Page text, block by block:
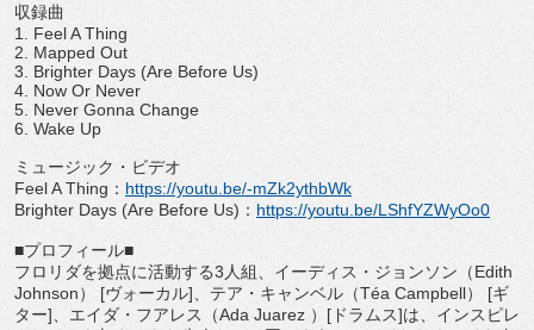
収録曲
1. Feel A Thing
2. Mapped Out
3. Brighter Days (Are Before Us)
4. Now Or Never
5. Never Gonna Change
6. Wake Up
ミュージック・ビデオ
Feel A Thing ： https://youtu.be/-mZk2ythbWk
Brighter Days (Are Before Us) ： https://youtu.be/LShfYZWyOo0
■プロフィール■
フロリダを拠点に活動する3 人組、イーディス・ジョンソン（Edith
Johnson） [ヴォーカル] 、テア・キャンベル（Téa Campbell） [ギ
ター] 、エイダ・フアレス（Ada Juarez ） [ ドラムス]は、 インスピレ